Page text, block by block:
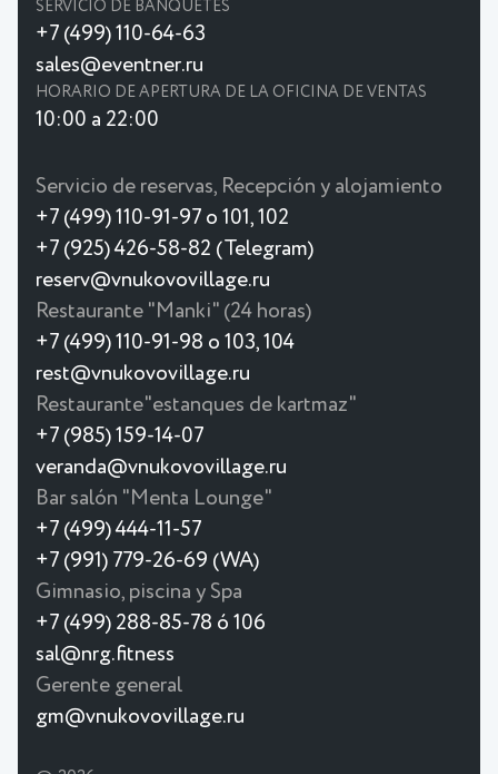
SERVICIO DE BANQUETES
+7 (499) 110-64-63
sales@eventner.ru
HORARIO DE APERTURA DE LA OFICINA DE VENTAS
10:00 a 22:00
Servicio de reservas, Recepción y alojamiento
+7 (499) 110-91-97 o 101, 102
+7 (925) 426-58-82 (Telegram)
reserv@vnukovovillage.ru
Restaurante "Manki" (24 horas)
+7 (499) 110-91-98 o 103, 104
rest@vnukovovillage.ru
Restaurante"estanques de kartmaz"
+7 (985) 159-14-07
veranda@vnukovovillage.ru
Bar salón "Menta Lounge"
+7 (499) 444-11-57
+7 (991) 779-26-69 (WA)
Gimnasio, piscina y Spa
+7 (499) 288-85-78 ó 106
sal@nrg.fitness
Gerente general
gm@vnukovovillage.ru